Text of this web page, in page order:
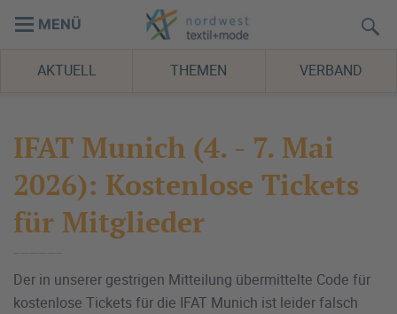
MENÜ
AKTUELL THEMEN VERBAND
IFAT Munich (4. - 7. Mai
2026): Kostenlose Tickets
für Mitglieder
Der in unserer gestrigen Mitteilung übermittelte Code für
kostenlose Tickets für die IFAT Munich ist leider falsch